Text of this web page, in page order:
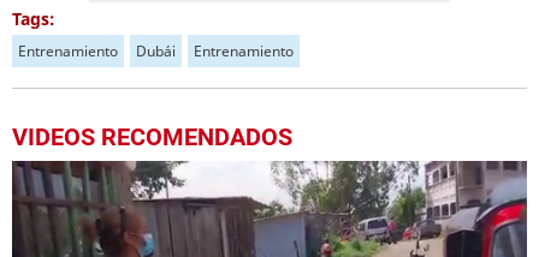
Tags:
Entrenamiento Dubái Entrenamiento
VIDEOS RECOMENDADOS